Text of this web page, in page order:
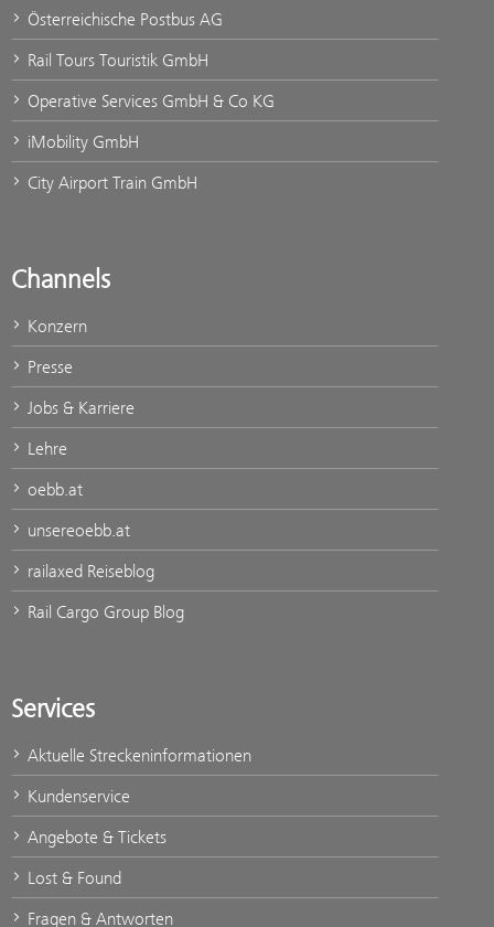
Österreichische Postbus AG
Rail Tours Touristik GmbH
Operative Services GmbH & Co KG
iMobility GmbH
City Airport Train GmbH
Channels
Konzern
Presse
Jobs & Karriere
Lehre
oebb.at
unsereoebb.at
railaxed Reiseblog
Rail Cargo Group Blog
Services
Aktuelle Streckeninformationen
Kundenservice
Angebote & Tickets
Lost & Found
Fragen & Antworten